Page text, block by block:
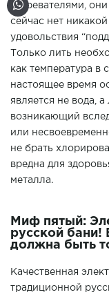
нагревателями,
сейчас нет
удовольствия
Только лить
как температура в
настоящее время
является не вода,
возникающий
или
не брать
вредна для
металла.
Миф пятый:
русской бани!
должна быть
Качественная
традиционной